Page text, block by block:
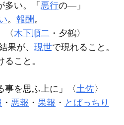
多い。「 悪行の―」
。 報酬。
〈木下順二 ・夕鶴〉
果が、 現世で現れること。
ること。
を思ふ上に」〈土佐〉
・ 悪報 ・ 果報 ・ とばっちり